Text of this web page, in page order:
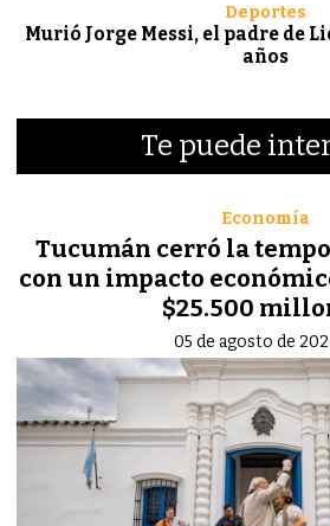
Murió Jorge Messi, el padre de
años
Deportes
Te puede
Tucumán cerró la
con un impacto
$25.500
Economía
05 de agosto de